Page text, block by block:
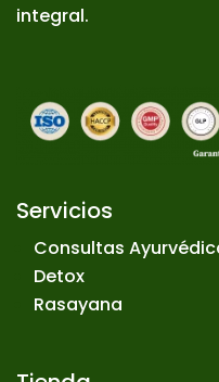
integral.
Servicios
Consultas
Detox
Rasayana